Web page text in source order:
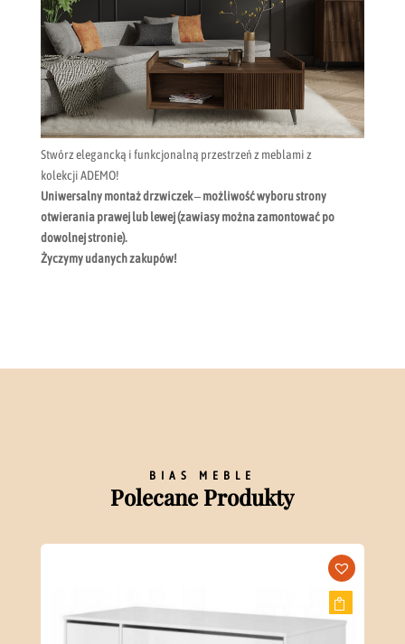
Stwórz elegancką i funkcjonalną przestrzeń z meblami z
kolekcji ADEMO!
Uniwersalny montaż drzwiczek – możliwość wyboru strony
otwierania prawej lub lewej (zawiasy można zamontować po
dowolnej stronie).
Życzymy udanych zakupów!
BIAS MEBLE
Polecane Produkty